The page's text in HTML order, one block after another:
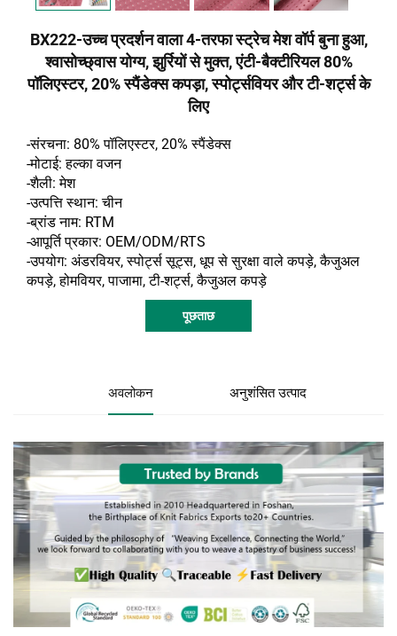
BX222-उच्च प्रदर्शन वाला 4-तरफा स्ट्रेच मेश वॉर्प बुना हुआ,
श्वासोच्छ्वास योग्य, झुर्रियों से मुक्त, एंटी-बैक्टीरियल 80%
पॉलिएस्टर, 20% स्पैंडेक्स कपड़ा, स्पोर्ट्सवियर और टी-शर्ट्स के
लिए
-संरचना: 80% पॉलिएस्टर, 20% स्पैंडेक्स
-मोटाई: हल्का वजन
-शैली: मेश
-उत्पत्ति स्थान: चीन
-ब्रांड नाम: RTM
-आपूर्ति प्रकार: OEM/ODM/RTS
-उपयोग: अंडरवियर, स्पोर्ट्स सूट्स, धूप से सुरक्षा वाले कपड़े, कैजुअल
कपड़े, होमवियर, पाजामा, टी-शर्ट्स, कैजुअल कपड़े
पूछताछ
अवलोकन अनुशंसित उत्पाद